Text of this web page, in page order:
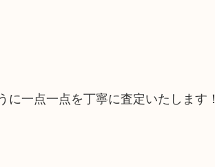
一点一点を丁寧に査定いたします！